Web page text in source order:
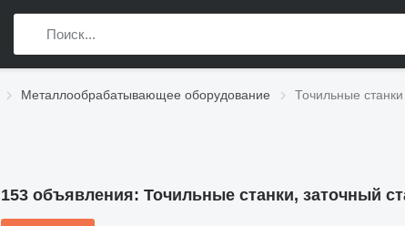
Металлообрабатывающее оборудование Точильные станки
153 объявления: Точильные станки, заточный